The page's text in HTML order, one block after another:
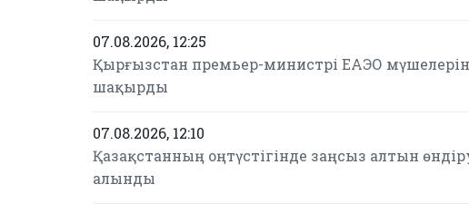
07.08.2026, 12:25
Қырғызстан премьер-министрі ЕАЭО
шақырды
07.08.2026, 12:10
Қазақстанның оңтүстігінде заңсыз алтын
алынды